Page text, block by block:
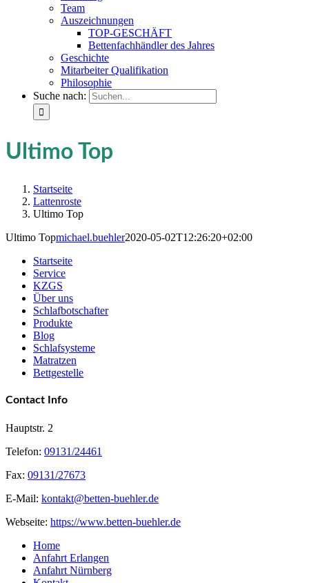
Team
Auszeichnungen
TOP-GESCHÄFT
Bettenfachhändler des Jahres
Geschichte
Mitarbeiter Qualifikation
Philosophie
Suche nach:
Ultimo Top
Startseite
Lattenroste
Ultimo Top
Ultimo Topmichael.buehler2020-05-02T12:26:20+02:00
Startseite
Service
KZGS
Über uns
Schlafbotschafter
Produkte
Blog
Schlafsysteme
Matratzen
Bettgestelle
Contact Info
Hauptstr. 2
Telefon: 09131/24461
Fax: 09131/27673
E-Mail: kontakt@betten-buehler.de
Webseite: https://www.betten-buehler.de
Home
Anfahrt Erlangen
Anfahrt Nürnberg